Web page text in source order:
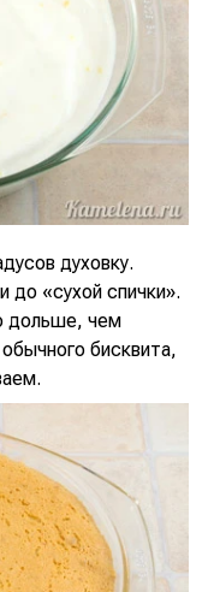
духовку.
до «сухой спички».
дольше, чем
бисквита,